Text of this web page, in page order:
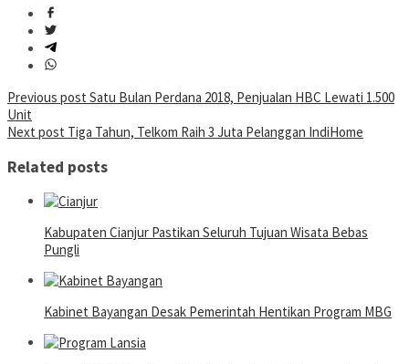
Post
navigation
Previous post Satu Bulan Perdana 2018, Penjualan HBC Lewati 1.500
Unit
Next post Tiga Tahun, Telkom Raih 3 Juta Pelanggan IndiHome
Related posts
Kabupaten Cianjur Pastikan Seluruh Tujuan Wisata Bebas
Pungli
Kabinet Bayangan Desak Pemerintah Hentikan Program MBG